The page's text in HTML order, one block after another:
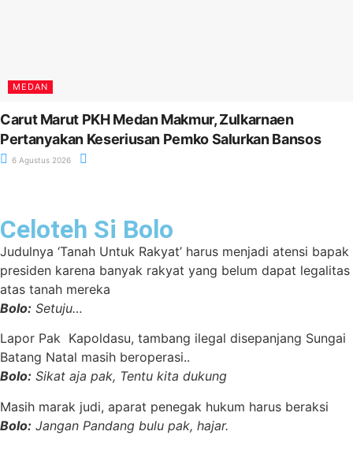
MEDAN
Carut Marut PKH Medan Makmur, Zulkarnaen
Pertanyakan Keseriusan Pemko Salurkan Bansos
6 Agustus 2026
Celoteh Si Bolo
Judulnya ‘Tanah Untuk Rakyat’ harus menjadi atensi bapak
presiden karena banyak rakyat yang belum dapat legalitas
atas tanah mereka
Bolo: Setuju…
Lapor Pak Kapoldasu, tambang ilegal disepanjang Sungai
Batang Natal masih beroperasi..
Bolo: Sikat aja pak, Tentu kita dukung
Masih marak judi, aparat penegak hukum harus beraksi
Bolo: Jangan Pandang bulu pak, hajar.